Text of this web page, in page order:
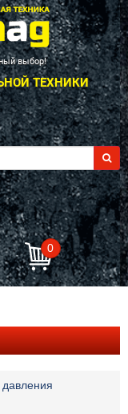
выбор!
ТЕХНИКИ
0